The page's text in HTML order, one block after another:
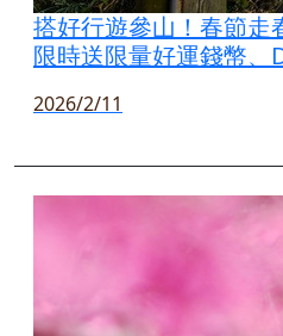
搭好行遊參山！春節
限時送限量好運錢幣、
2026/2/11